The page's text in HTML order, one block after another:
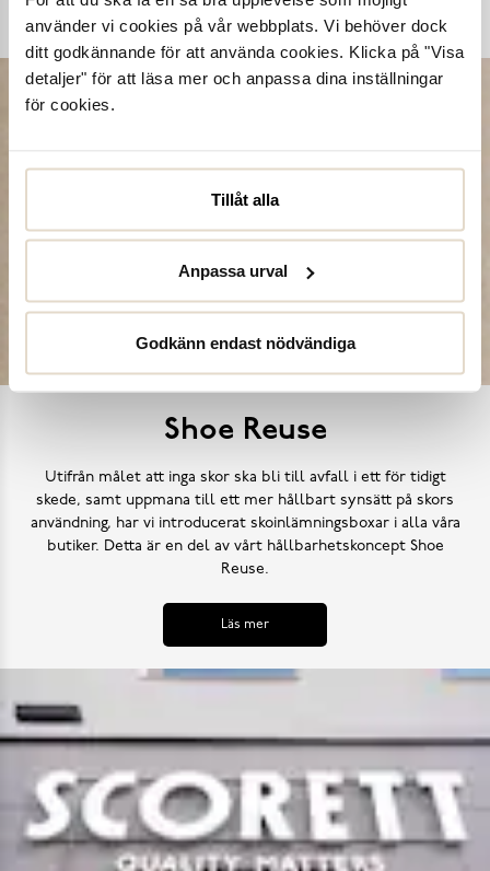
använder vi cookies på vår webbplats. Vi behöver dock
ditt godkännande för att använda cookies. Klicka på "Visa
detaljer" för att läsa mer och anpassa dina inställningar
för cookies.
Tillåt alla
Anpassa urval
Godkänn endast nödvändiga
Shoe Reuse
Utifrån målet att inga skor ska bli till avfall i ett för tidigt
skede, samt uppmana till ett mer hållbart synsätt på skors
användning, har vi introducerat skoinlämningsboxar i alla våra
butiker. Detta är en del av vårt hållbarhetskoncept Shoe
Reuse.
Läs mer